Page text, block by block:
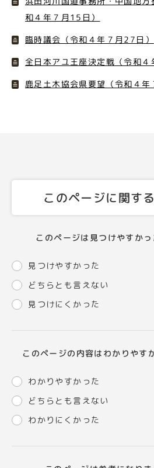
和４年７月15日）
臨時議会（令和４年７月27日）
全日本アユ王座決定戦（令和４
鹿足土木協会県要望（令和４年
このページに関す
このページは見つけやすかっ
見つけやすかった
どちらとも言えない
見つけにくかった
このページの内容はわかりやす
わかりやすかった
どちらとも言えない
わかりにくかった